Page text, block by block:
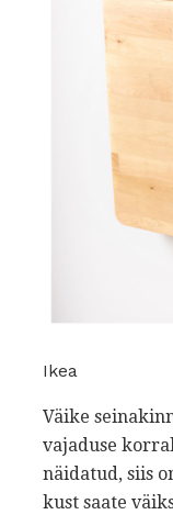
Ikea
Väike
vajaduse
näidatud, siis
kust saate